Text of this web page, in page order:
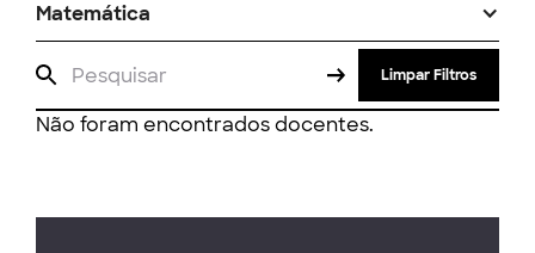
Matemática
Limpar Filtros
Não foram encontrados docentes.